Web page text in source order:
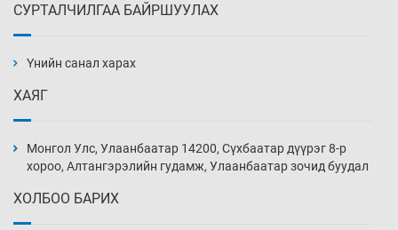
13 цаг 52 мин
14 цаг 22 мин
СУРТАЛЧИЛГАА БАЙРШУУЛАХ
Үнийн санал харах
ХАЯГ
Монгол Улс, Улаанбаатар 14200, Сүхбаатар дүүрэг 8-р
хороо, Алтангэрэлийн гудамж, Улаанбаатар зочид буудал
ХОЛБОО БАРИХ